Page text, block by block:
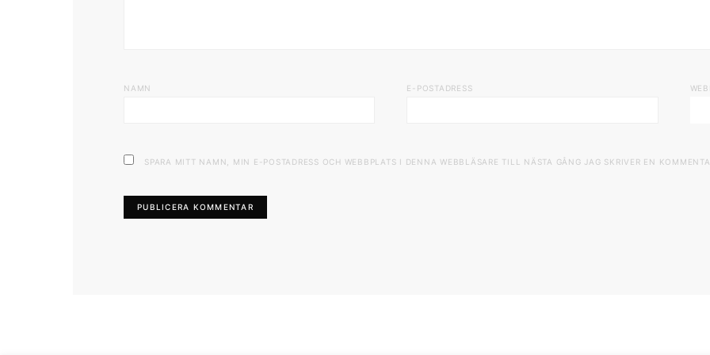
NAMN E-POSTADRESS
SPARA MITT NAMN, MIN E-POSTADRESS OCH WEBBPLATS I DENNA WEBBLÄSARE TILL NÄSTA GÅNG JAG SKRIVER EN